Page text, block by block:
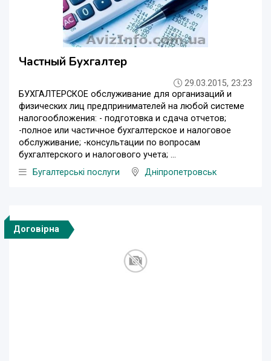
Частный Бухгалтер
29.03.2015, 23:23
БУХГАЛТЕРСКОЕ обслуживание для организаций и
физических лиц предпринимателей на любой системе
налогообложения: - подготовка и сдача отчетов;
-полное или частичное бухгалтерское и налоговое
обслуживание; -консультации по вопросам
бухгалтерского и налогового учета; ...
Бугалтерські послуги
Дніпропетровськ
Договірна